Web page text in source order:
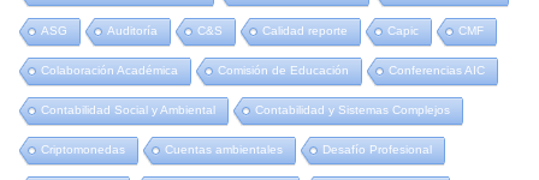
ASG Auditoría C&S Calidad reporte Capic CMF
Colaboración Académica Comisión de Educación Conferencias AIC
Contabilidad Social y Ambiental Contabilidad y Sistemas Complejos
Criptomonedas Cuentas ambientales Desafío Profesional